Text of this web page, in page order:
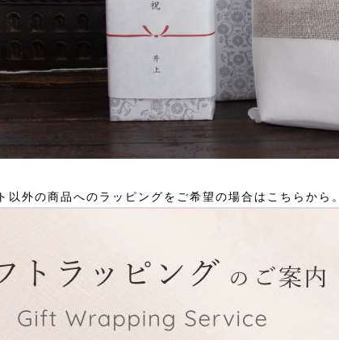
以外の商品へのラッピングをご希望の場合はこちらから。